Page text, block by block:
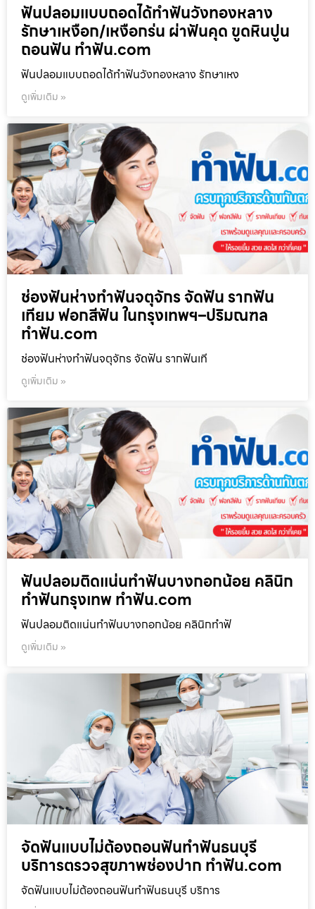
ฟันปลอมแบบถอดได้ทำฟันวังทองหลาง
รักษาเหงือก/เหงือกร่น ผ่าฟันคุด ขูดหินปูน
ถอนฟัน ทำฟัน.com
ฟันปลอมแบบถอดได้ทำฟันวังทองหลาง รักษาเหง
ดูเพิ่มเติม »
ช่องฟันห่างทำฟันจตุจักร จัดฟัน รากฟัน
เทียม ฟอกสีฟัน ในกรุงเทพฯ–ปริมณฑล
ทำฟัน.com
ช่องฟันห่างทำฟันจตุจักร จัดฟัน รากฟันเที
ดูเพิ่มเติม »
ฟันปลอมติดแน่นทำฟันบางกอกน้อย คลินิก
ทำฟันกรุงเทพ ทำฟัน.com
ฟันปลอมติดแน่นทำฟันบางกอกน้อย คลินิกทำฟั
ดูเพิ่มเติม »
จัดฟันแบบไม่ต้องถอนฟันทำฟันธนบุรี
บริการตรวจสุขภาพช่องปาก ทำฟัน.com
จัดฟันแบบไม่ต้องถอนฟันทำฟันธนบุรี บริการ